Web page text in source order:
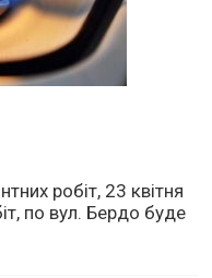
робіт, 23 квітня
по вул. Бердо буде